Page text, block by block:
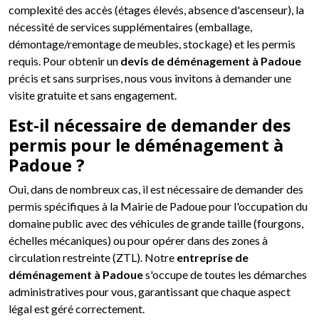
complexité des accès (étages élevés, absence d'ascenseur), la
nécessité de services supplémentaires (emballage,
démontage/remontage de meubles, stockage) et les permis
requis. Pour obtenir un devis de déménagement à Padoue
précis et sans surprises, nous vous invitons à demander une
visite gratuite et sans engagement.
Est-il nécessaire de demander des
permis pour le déménagement à
Padoue ?
Oui, dans de nombreux cas, il est nécessaire de demander des
permis spécifiques à la Mairie de Padoue pour l'occupation du
domaine public avec des véhicules de grande taille (fourgons,
échelles mécaniques) ou pour opérer dans des zones à
circulation restreinte (ZTL). Notre entreprise de
déménagement à Padoues'occupe de toutes les démarches
administratives pour vous, garantissant que chaque aspect
légal est géré correctement.